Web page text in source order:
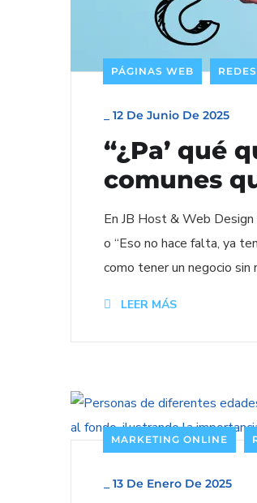
PÁGINAS WEB
12 De Junio De 2025
“¿Pa’ qué
comunes
En JB Host & Web Design
o “Eso no hace falta, ya
como tener un negocio
LEER MÁS
MARKETING ONLINE
13 De Enero De 2025